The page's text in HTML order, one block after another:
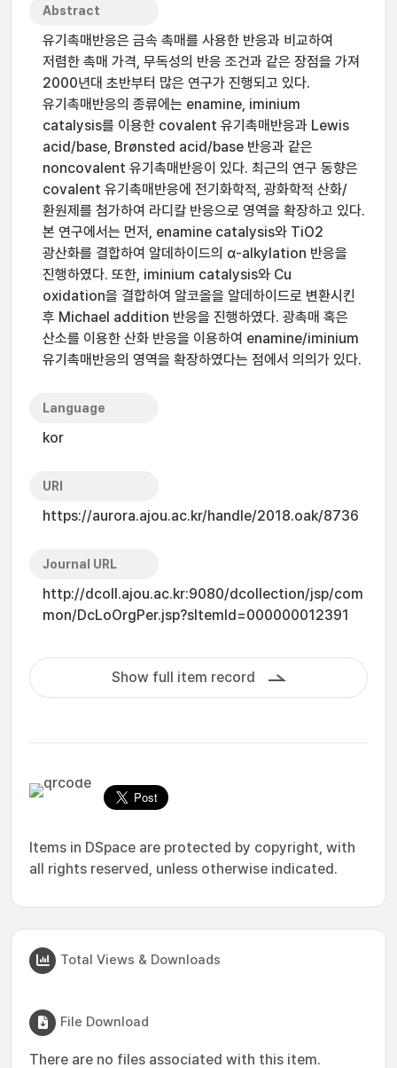
Abstract
유기촉매반응은 금속 촉매를 사용한 반응과 비교하여
저렴한 촉매 가격, 무독성의 반응 조건과 같은 장점을 가져
2000년대 초반부터 많은 연구가 진행되고 있다.
유기촉매반응의 종류에는 enamine, iminium
catalysis를 이용한 covalent 유기촉매반응과 Lewis
acid/base, Brønsted acid/base 반응과 같은
noncovalent 유기촉매반응이 있다. 최근의 연구 동향은
covalent 유기촉매반응에 전기화학적, 광화학적 산화/
환원제를 첨가하여 라디칼 반응으로 영역을 확장하고 있다.
본 연구에서는 먼저, enamine catalysis와 TiO2
광산화를 결합하여 알데하이드의 α-alkylation 반응을
진행하였다. 또한, iminium catalysis와 Cu
oxidation을 결합하여 알코올을 알데하이드로 변환시킨
후 Michael addition 반응을 진행하였다. 광촉매 혹은
산소를 이용한 산화 반응을 이용하여 enamine/iminium
유기촉매반응의 영역을 확장하였다는 점에서 의의가 있다.
Language
kor
URI
https://aurora.ajou.ac.kr/handle/2018.oak/8736
Journal URL
http://dcoll.ajou.ac.kr:9080/dcollection/jsp/com
mon/DcLoOrgPer.jsp?sItemId=000000012391
Show full item record
Items in DSpace are protected by copyright, with
all rights reserved, unless otherwise indicated.
Total Views & Downloads
File Download
There are no files associated with this item.